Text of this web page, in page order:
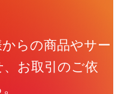
らの商品やサー
お取引のご依